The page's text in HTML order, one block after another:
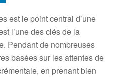
est le point central d’une
l’une des clés de la
Pendant de nombreuses
basées sur les attentes de
en prenant bien